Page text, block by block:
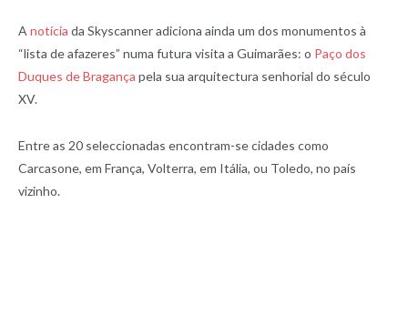
A notícia da Skyscanner adiciona ainda um dos monumentos à
“lista de afazeres” numa futura visita a Guimarães: o Paço dos
Duques de Bragança pela sua arquitectura senhorial do século
XV.
Entre as 20 seleccionadas encontram-se cidades como
Carcasone, em França, Volterra, em Itália, ou Toledo, no país
vizinho.